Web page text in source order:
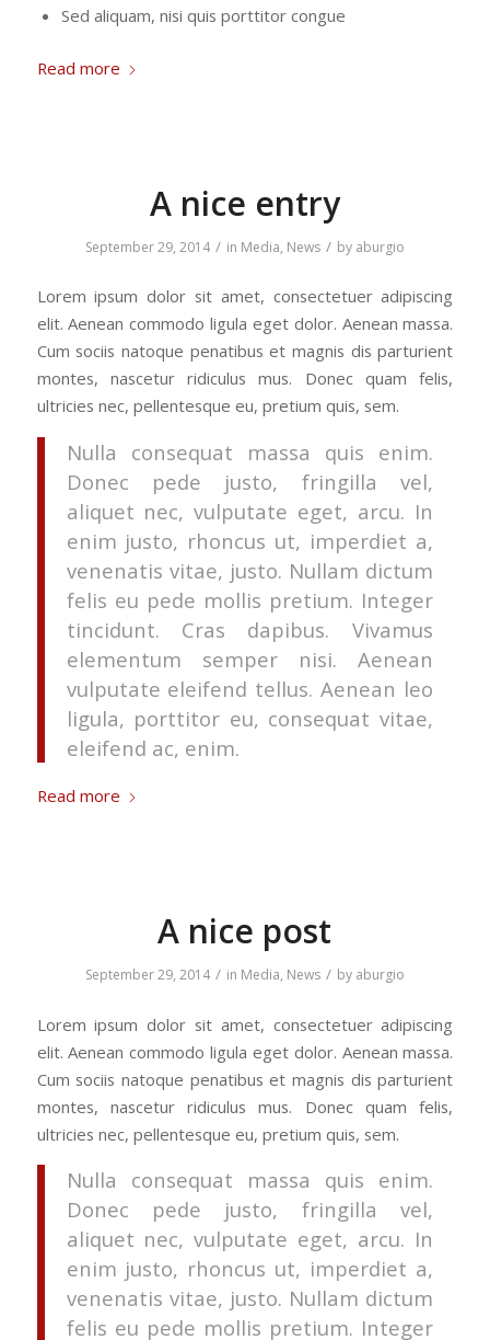
Sed aliquam, nisi quis porttitor congue
Read more
A nice entry
September 29, 2014 / in Media, News / by aburgio
Lorem ipsum dolor sit amet, consectetuer adipiscing
elit. Aenean commodo ligula eget dolor. Aenean massa.
Cum sociis natoque penatibus et magnis dis parturient
montes, nascetur ridiculus mus. Donec quam felis,
ultricies nec, pellentesque eu, pretium quis, sem.
Nulla consequat massa quis enim.
Donec pede justo, fringilla vel,
aliquet nec, vulputate eget, arcu. In
enim justo, rhoncus ut, imperdiet a,
venenatis vitae, justo. Nullam dictum
felis eu pede mollis pretium. Integer
tincidunt. Cras dapibus. Vivamus
elementum semper nisi. Aenean
vulputate eleifend tellus. Aenean leo
ligula, porttitor eu, consequat vitae,
eleifend ac, enim.
Read more
A nice post
September 29, 2014 / in Media, News / by aburgio
Lorem ipsum dolor sit amet, consectetuer adipiscing
elit. Aenean commodo ligula eget dolor. Aenean massa.
Cum sociis natoque penatibus et magnis dis parturient
montes, nascetur ridiculus mus. Donec quam felis,
ultricies nec, pellentesque eu, pretium quis, sem.
Nulla consequat massa quis enim.
Donec pede justo, fringilla vel,
aliquet nec, vulputate eget, arcu. In
enim justo, rhoncus ut, imperdiet a,
venenatis vitae, justo. Nullam dictum
felis eu pede mollis pretium. Integer